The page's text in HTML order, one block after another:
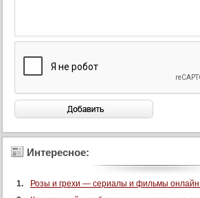
112 серия
114 серия
Интересное:
Розы и грехи — сериалы и фильмы онлайн